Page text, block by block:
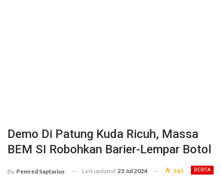
Demo Di Patung Kuda Ricuh, Massa
BEM SI Robohkan Barier-Lempar Botol
BERITA
By Pemred Saptarius Last updated 23 Jul 2024 563